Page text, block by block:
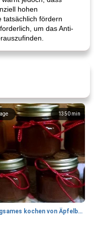
hohen
tatsächlich fördern
um das Anti-
1350 min
Langsames kochen von Äpfelbutter